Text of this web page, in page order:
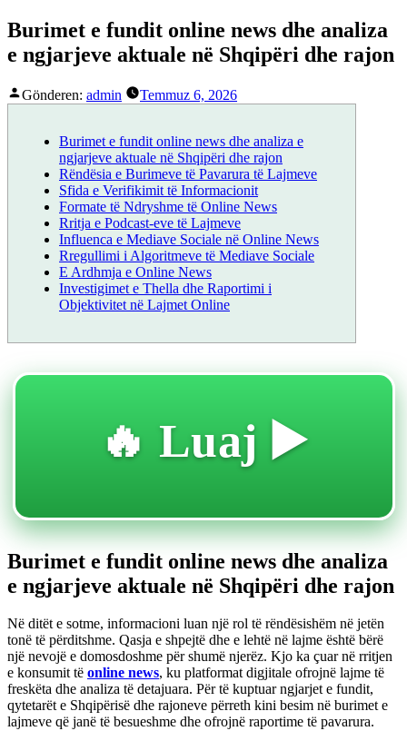
Burimet e fundit online news dhe analiza
e ngjarjeve aktuale në Shqipëri dhe rajon
Gönderen: admin Temmuz 6, 2026
Burimet e fundit online news dhe analiza e
ngjarjeve aktuale në Shqipëri dhe rajon
Rëndësia e Burimeve të Pavarura të Lajmeve
Sfida e Verifikimit të Informacionit
Formate të Ndryshme të Online News
Rritja e Podcast-eve të Lajmeve
Influenca e Mediave Sociale në Online News
Rregullimi i Algoritmeve të Mediave Sociale
E Ardhmja e Online News
Investigimet e Thella dhe Raportimi i
Objektivitet në Lajmet Online
🔥 Luaj ▶️
Burimet e fundit online news dhe analiza
e ngjarjeve aktuale në Shqipëri dhe rajon
Në ditët e sotme, informacioni luan një rol të rëndësishëm në jetën
tonë të përditshme. Qasja e shpejtë dhe e lehtë në lajme është bërë
një nevojë e domosdoshme për shumë njerëz. Kjo ka çuar në rritjen
e konsumit të online news, ku platformat digjitale ofrojnë lajme të
freskëta dhe analiza të detajuara. Për të kuptuar ngjarjet e fundit,
qytetarët e Shqipërisë dhe rajoneve përreth kini besim në burimet e
lajmeve që janë të besueshme dhe ofrojnë raportime të pavarura.